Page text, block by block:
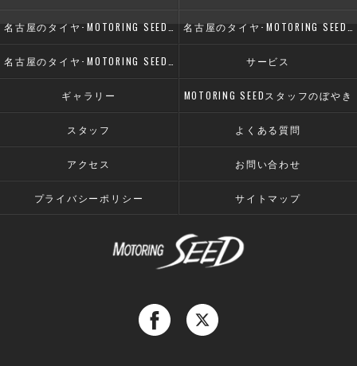
サービス
ギャラリー MOTORING SEEDスタッフのぼやき
スタッフ よくある質問
アクセス お問い合わせ
プライバシーポリシー サイトマップ